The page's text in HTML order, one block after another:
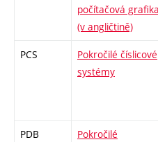
počítačová grafika
(v angličtině)
PCS
Pokročilé číslicové
systémy
PDB
Pokročilé